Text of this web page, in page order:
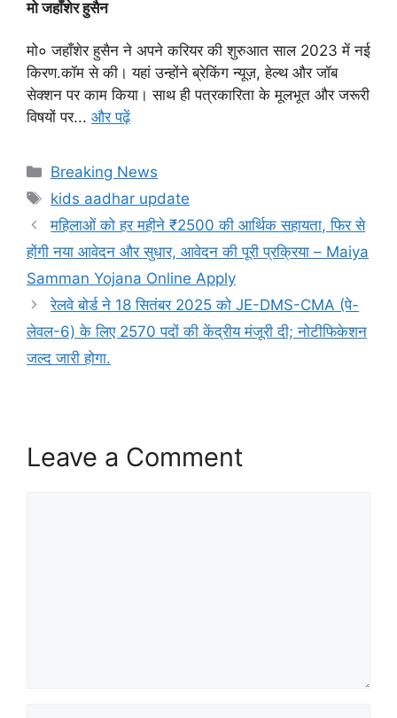
मो जहाँशेर हुसैन
मो० जहाँशेर हुसैन ने अपने करियर की शुरुआत साल 2023 में नई
किरण.कॉम से की। यहां उन्होंने ब्रेकिंग न्यूज़, हेल्थ और जॉब
सेक्शन पर काम किया। साथ ही पत्रकारिता के मूलभूत और जरूरी
विषयों पर... और पढ़ें
Categories
Breaking News
Tags
kids aadhar update
महिलाओं को हर महीने ₹2500 की आर्थिक सहायता, फिर से
होंगी नया आवेदन और सुधार, आवेदन की पूरी प्रक्रिया – Maiya
Samman Yojana Online Apply
रेलवे बोर्ड ने 18 सितंबर 2025 को JE-DMS-CMA (पे-
लेवल-6) के लिए 2570 पदों की केंद्रीय मंजूरी दी; नोटीफिकेशन
जल्द जारी होगा.
Leave a Comment